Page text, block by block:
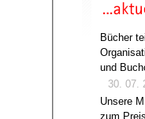
Bücher
und
30. 07.
Unsere
zum